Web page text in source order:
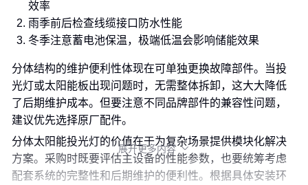
效率
雨季前后检查线缆接口防水性能
冬季注意蓄电池保温，极端低温会影响储能效果
分体结构的维护便利性体现在可单独更换故障部件。当投
光灯或太阳能板出现问题时，无需整体拆卸，这大大降低
了后期维护成本。但要注意不同品牌部件的兼容性问题，
建议优先选择原厂配件。
分体太阳能投光灯的价值在于为复杂场景提供模块化解决
方案。采购时既要评估主设备的性能参数，也要统筹考虑
配套系统的完整性和后期维护的便利性。根据具体安装环
展开更多内容 